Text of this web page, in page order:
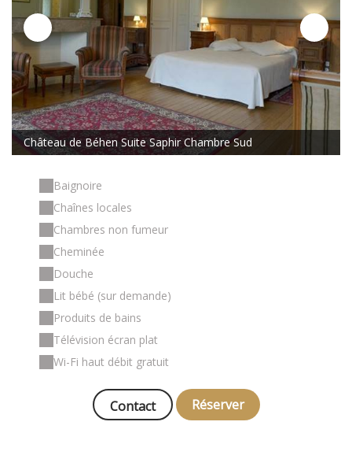
Château de Béhen Suite Saphir Chambre Sud
Baignoire
Chaînes locales
Chambres non fumeur
Cheminée
Douche
Lit bébé (sur demande)
Produits de bains
Télévision écran plat
Wi-Fi haut débit gratuit
Contact Réserver